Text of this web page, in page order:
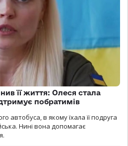
її життя: Олеся стала
побратимів
автобуса, в якому їхала її подруга
Нині вона допомагає